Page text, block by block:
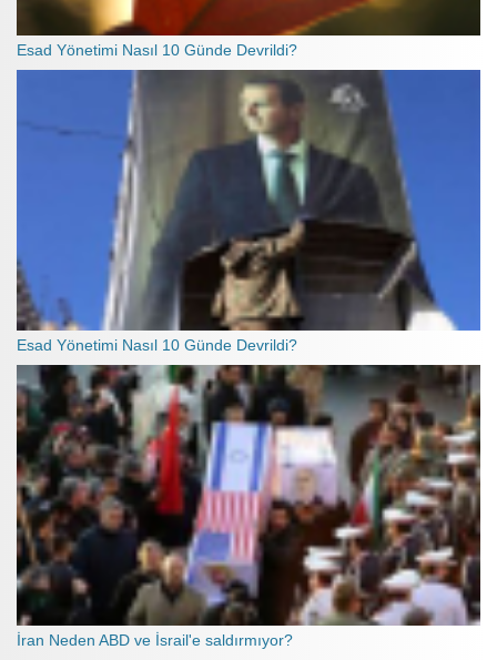
Esad Yönetimi Nasıl 10 Günde Devrildi?
Esad Yönetimi Nasıl 10 Günde Devrildi?
İran Neden ABD ve İsrail'e saldırmıyor?